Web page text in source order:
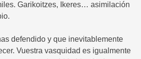
Garikoitzes, Ikeres… asimilación
defendido y que inevitablemente
Vuestra vasquidad es igualmente